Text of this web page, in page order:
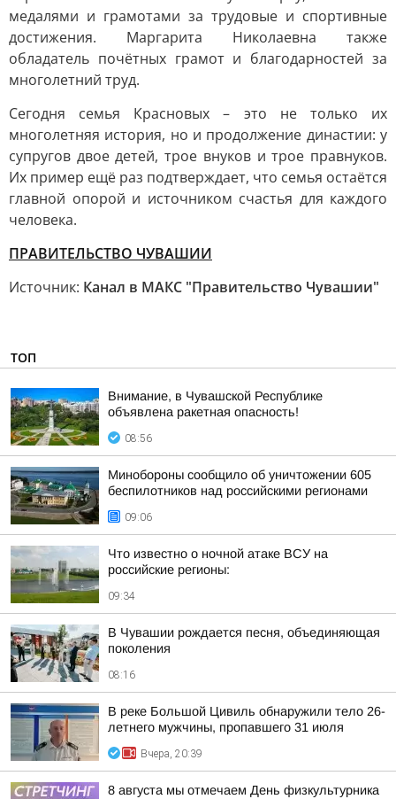
медалями и грамотами за трудовые и спортивные
достижения. Маргарита Николаевна также
обладатель почётных грамот и благодарностей за
многолетний труд.
Сегодня семья Красновых – это не только их
многолетняя история, но и продолжение династии: у
супругов двое детей, трое внуков и трое правнуков.
Их пример ещё раз подтверждает, что семья остаётся
главной опорой и источником счастья для каждого
человека.
ПРАВИТЕЛЬСТВО ЧУВАШИИ
Источник: Канал в МАКС "Правительство Чувашии"
ТОП
Внимание, в Чувашской Республике
объявлена ракетная опасность!
08:56
Минобороны сообщило об уничтожении 605
беспилотников над российскими регионами
09:06
Что известно о ночной атаке ВСУ на
российские регионы:
09:34
В Чувашии рождается песня, объединяющая
поколения
08:16
В реке Большой Цивиль обнаружили тело 26-
летнего мужчины, пропавшего 31 июля
Вчера, 20:39
8 августа мы отмечаем День физкультурника